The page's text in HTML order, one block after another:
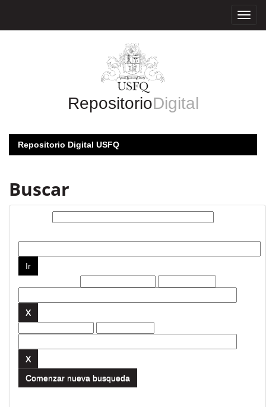
RepositorioDigital
Repositorio Digital USFQ
Buscar
Comenzar nueva busqueda